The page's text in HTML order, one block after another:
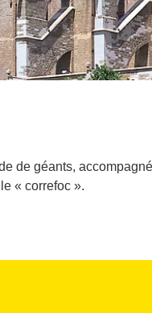
de géants,
« correfoc ».